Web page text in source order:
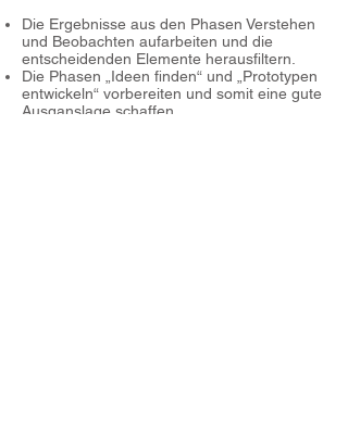
Die Ergebnisse aus den Phasen Verstehen
und Beobachten aufarbeiten und die
entscheidenden Elemente herausfiltern.
Die Phasen „Ideen finden“ und „Prototypen
entwickeln“ vorbereiten und somit eine gute
Ausganslage schaffen.